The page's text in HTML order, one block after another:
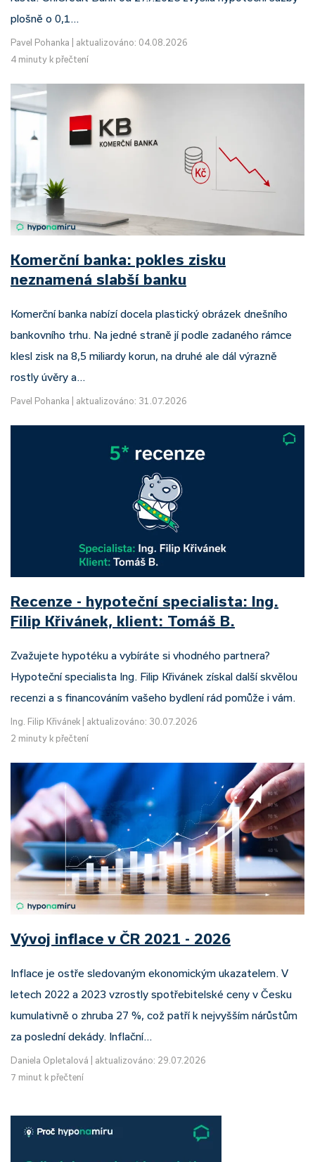
plošně o 0,1…
Pavel Pohanka
aktualizováno: 04.08.2026
4 minuty k přečtení
Komerční banka: pokles zisku
neznamená slabší banku
Komerční banka nabízí docela plastický obrázek dnešního
bankovního trhu. Na jedné straně jí podle zadaného rámce
klesl zisk na 8,5 miliardy korun, na druhé ale dál výrazně
rostly úvěry a…
Pavel Pohanka aktualizováno: 31.07.2026
Recenze - hypoteční specialista: Ing.
Filip Křivánek, klient: Tomáš B.
Zvažujete hypotéku a vybíráte si vhodného partnera?
Hypoteční specialista Ing. Filip Křivánek získal další skvělou
recenzi a s financováním vašeho bydlení rád pomůže i vám.
Ing. Filip Křivánek
aktualizováno: 30.07.2026
2 minuty k přečtení
Vývoj inflace v ČR 2021 - 2026
Inflace je ostře sledovaným ekonomickým ukazatelem. V
letech 2022 a 2023 vzrostly spotřebitelské ceny v Česku
kumulativně o zhruba 27 %, což patří k nejvyšším nárůstům
za poslední dekády. Inflační…
Daniela Opletalová
aktualizováno: 29.07.2026
7 minut k přečtení